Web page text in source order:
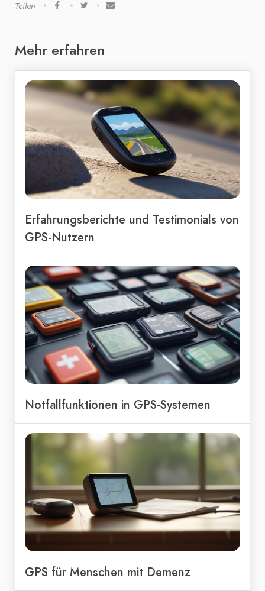
Teilen
Mehr erfahren
Erfahrungsberichte und Testimonials von
GPS-Nutzern
Notfallfunktionen in GPS-Systemen
GPS für Menschen mit Demenz